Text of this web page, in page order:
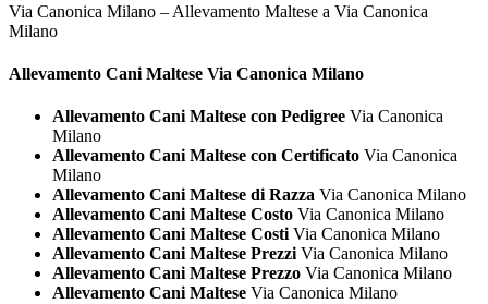
Via Canonica Milano – Allevamento Maltese a Via Canonica
Milano
Allevamento Cani Maltese Via Canonica Milano
Allevamento Cani Maltese con Pedigree Via Canonica
Milano
Allevamento Cani Maltese con Certificato Via Canonica
Milano
Allevamento Cani Maltese di Razza Via Canonica Milano
Allevamento Cani Maltese Costo Via Canonica Milano
Allevamento Cani Maltese Costi Via Canonica Milano
Allevamento Cani Maltese Prezzi Via Canonica Milano
Allevamento Cani Maltese Prezzo Via Canonica Milano
Allevamento Cani Maltese Via Canonica Milano